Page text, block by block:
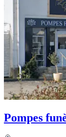
Pompes